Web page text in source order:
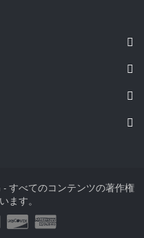
すべてのコンテンツの著作権
ます。